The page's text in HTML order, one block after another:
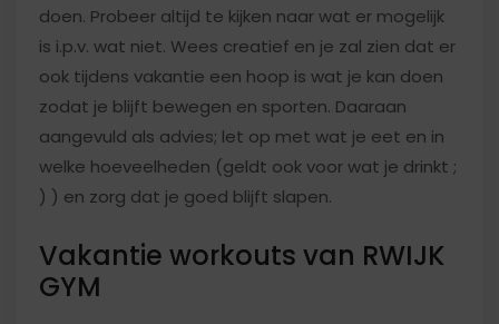
doen. Probeer altijd te kijken naar wat er mogelijk
is i.p.v. wat niet. Wees creatief en je zal zien dat er
ook tijdens vakantie een hoop is wat je kan doen
zodat je blijft bewegen en sporten. Daaraan
aangevuld als advies; let op met wat je eet en in
welke hoeveelheden (geldt ook voor wat je drinkt ;
) ) en zorg dat je goed blijft slapen.
Vakantie workouts van RWIJK
GYM